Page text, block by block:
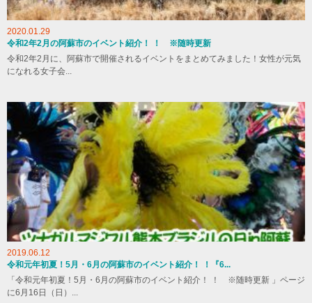
2020.01.29
令和2年2月の阿蘇市のイベント紹介！ ！ ※随時更新
令和2年2月に、阿蘇市で開催されるイベントをまとめてみました！女性が元気
になれる女子会...
2019.06.12
令和元年初夏！5月・6月の阿蘇市のイベント紹介！ ！『6...
「令和元年初夏！5月・6月の阿蘇市のイベント紹介！ ！ ※随時更新 」ページ
に6月16日（日）...